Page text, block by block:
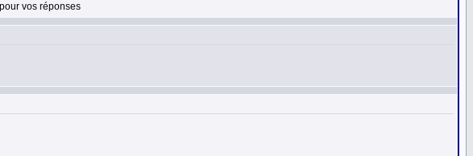
vos réponses